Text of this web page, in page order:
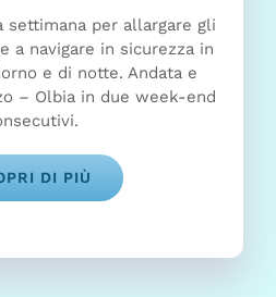
settimana per allargare gli
a navigare in sicurezza in
e di notte. Andata e
– Olbia in due week-end
DI PIÙ